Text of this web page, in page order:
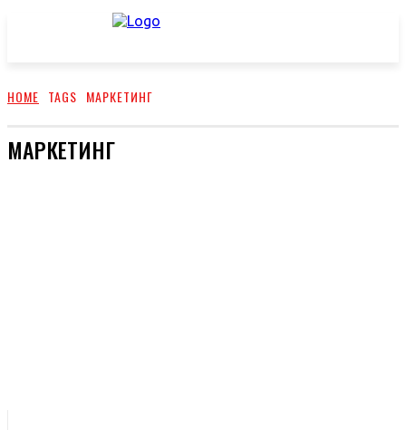
HOME TAGS МАРКЕТИНГ
МАРКЕТИНГ